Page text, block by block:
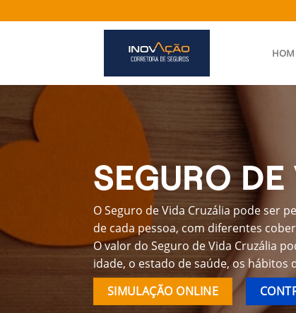
to
SEGURO
O Seguro de Vida Cruzália pode ser
de cada pessoa, com diferentes
O valor do Seguro de Vida Cruzália
idade, o estado de saúde, os
SIMULAÇÃO ONLINE